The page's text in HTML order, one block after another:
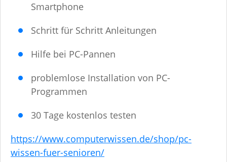
Smartphone
Schritt für Schritt Anleitungen
Hilfe bei PC-Pannen
problemlose Installation von PC-
Programmen
30 Tage kostenlos testen
https://www.computerwissen.de/shop/pc-
wissen-fuer-senioren/